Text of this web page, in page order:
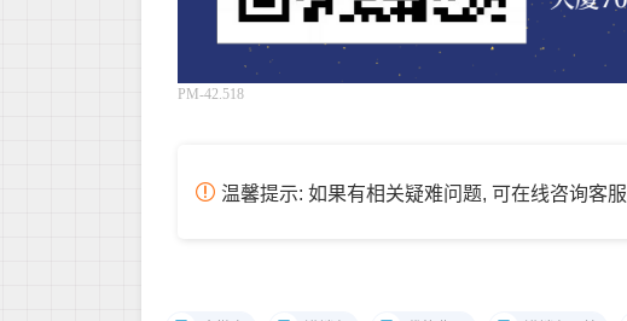
PM-42.518
温馨提示: 如果有相关疑难问题, 可在线咨询客服